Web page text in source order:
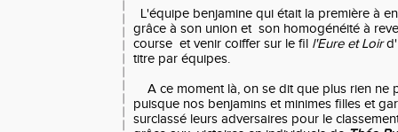
L'équipe benjamine qui était la première à
grâce à son union et son homogénéité à
course et venir coiffer sur le fil l'Eure et Loir
titre par équipes.
A ce moment là, on se dit que plus rien ne
puisque nos benjamins et minimes filles et
surclassé leurs adversaires pour le